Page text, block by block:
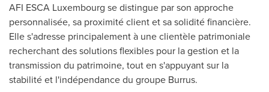
AFI ESCA Luxembourg se distingue par son approche
personnalisée, sa proximité client et sa solidité financière.
Elle s'adresse principalement à une clientèle patrimoniale
recherchant des solutions flexibles pour la gestion et la
transmission du patrimoine, tout en s'appuyant sur la
stabilité et l'indépendance du groupe Burrus.